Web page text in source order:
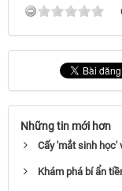
Những tin mới hơn
Cấy 'mắt sinh học'
Khám phá bí ẩn